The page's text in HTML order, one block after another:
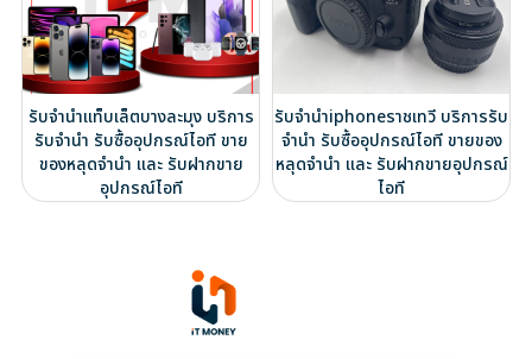
รับจำนำแท็บเล็ตบางละมุง บริการ
รับจำนำ รับซื้ออุปกรณ์ไอที ขาย
ของหลุดจำนำ และ รับฝากขาย
อุปกรณ์ไอที
รับจำนำiphoneราชเทวี บริการรับ
จำนำ รับซื้ออุปกรณ์ไอที ขายของ
หลุดจำนำ และ รับฝากขายอุปกรณ์
ไอที